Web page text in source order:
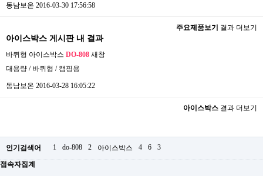
동남보온 2016-03-30 17:56:58
주요제품보기 결과 더보기
아이스박스 게시판 내 결과
바퀴형 아이스박스 DO-808 새창
대용량 / 바퀴형 / 캠핑용
동남보온 2016-03-28 16:05:22
아이스박스 결과 더보기
인기검색어 1 do-808 2 아이스박스 4 6 3
접속자집계